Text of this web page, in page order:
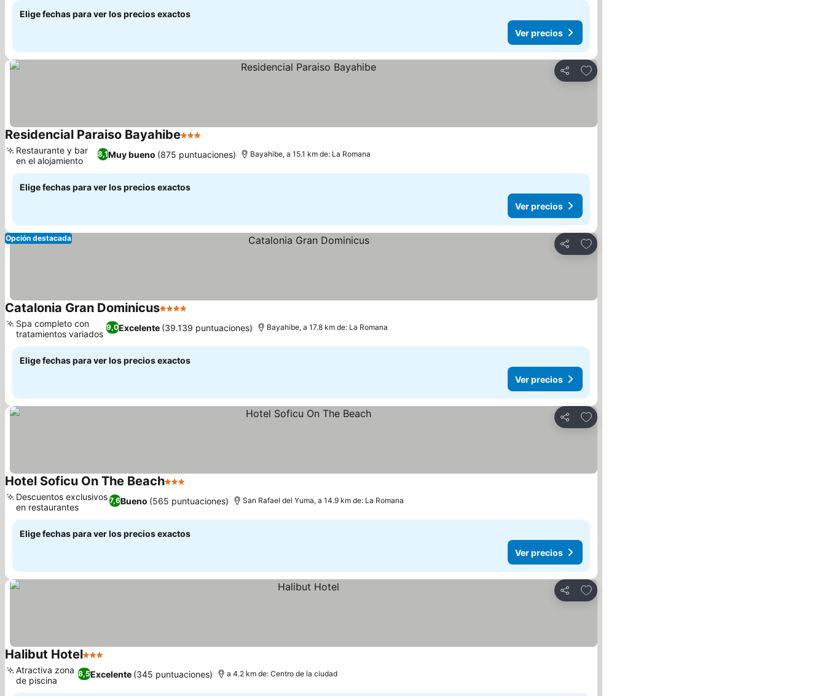
Elige fechas para ver los precios exactos
Ver precios
Compartir
Agregar a favoritos
Residencial Paraiso Bayahibe3 Estrellas
8,1Muy bueno (875 puntuaciones)
Restaurante y bar
en el alojamiento
Bayahibe, a 15.1 km de: La Romana
Elige fechas para ver los precios exactos
Ver precios
Compartir
Agregar a favoritos
Opción destacada
Catalonia Gran Dominicus4 Estrellas
9,0Excelente (39.139 puntuaciones)
Spa completo con
tratamientos variados
Bayahibe, a 17.8 km de: La Romana
Elige fechas para ver los precios exactos
Ver precios
Compartir
Agregar a favoritos
Hotel Soficu On The Beach3 Estrellas
7,6Bueno (565 puntuaciones)
Descuentos exclusivos
en restaurantes
San Rafael del Yuma, a 14.9 km de: La Romana
Elige fechas para ver los precios exactos
Ver precios
Compartir
Agregar a favoritos
Halibut Hotel3 Estrellas
8,5Excelente (345 puntuaciones)
Atractiva zona
de piscina
a 4.2 km de: Centro de la ciudad